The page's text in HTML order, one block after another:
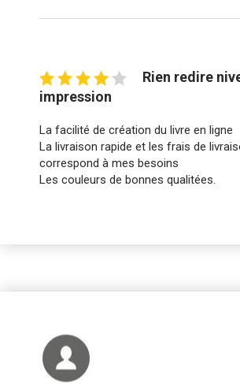
Rien redire
impression
La facilité de création du livre en ligne
La livraison rapide et les frais de
correspond à mes besoins
Les couleurs de bonnes qualitées.